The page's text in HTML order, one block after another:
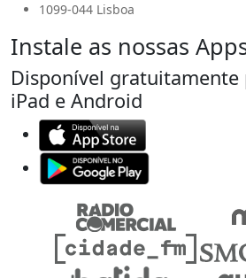
1099-044 Lisboa
Instale as nossas
Disponível gratuitamente
iPad e Android